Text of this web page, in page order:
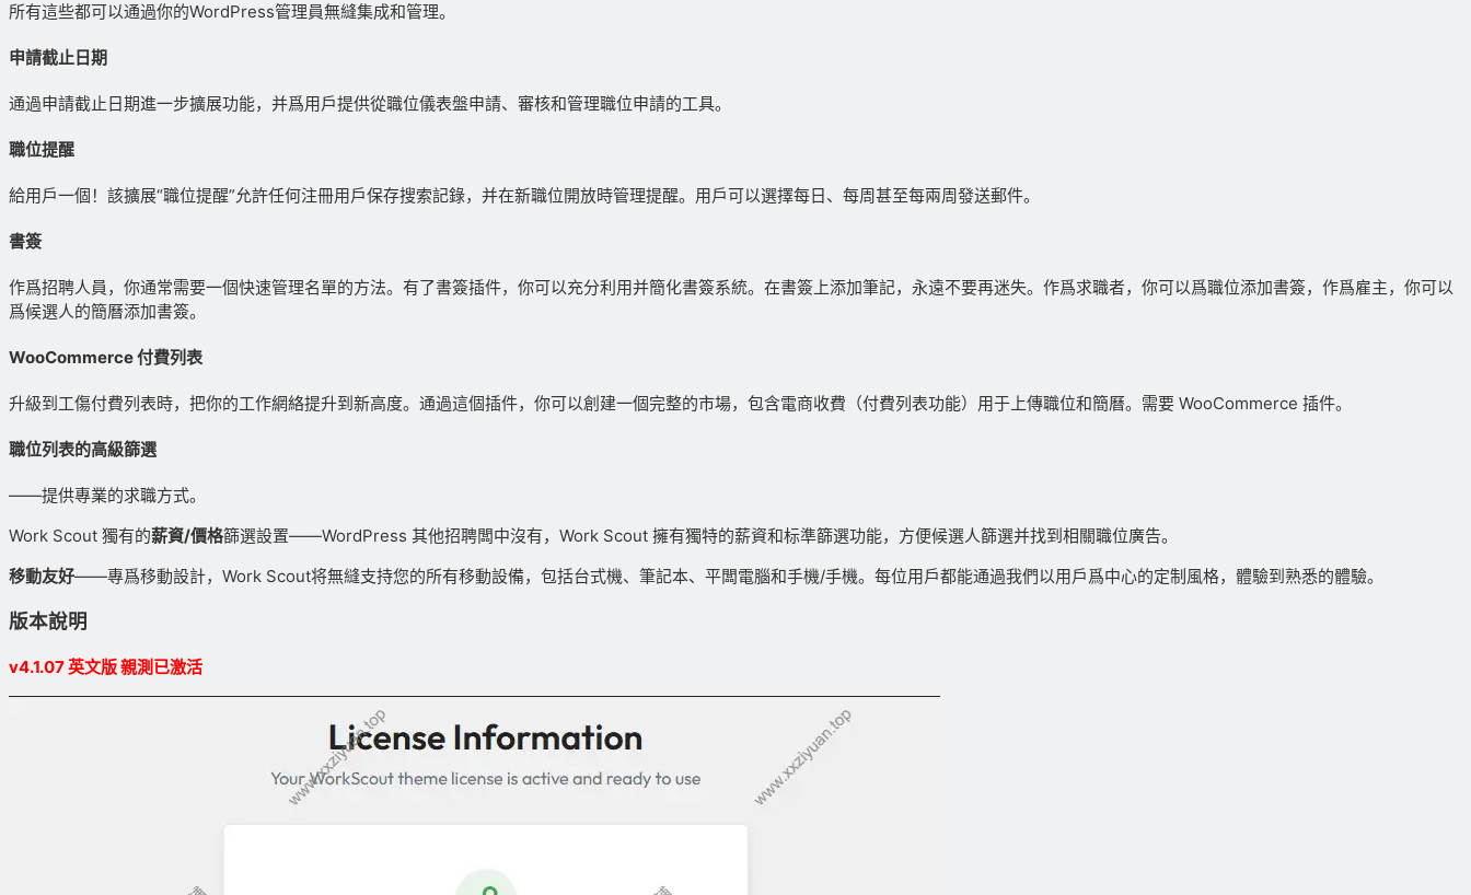
所有這些都可以通過你的WordPress管理員無縫集成和管理。
申請截止日期
通過申請截止日期進一步擴展功能，并爲用戶提供從職位儀表盤申請、審核和管理職位申請的工具。
職位提醒
給用戶一個！該擴展“職位提醒”允許任何注冊用戶保存搜索記錄，并在新職位開放時管理提醒。用戶可以選擇每日、每周甚至每兩周發送郵件。
書簽
作爲招聘人員，你通常需要一個快速管理名單的方法。有了書簽插件，你可以充分利用并簡化書簽系統。在書簽上添加筆記，永遠不要再迷失。作爲求職者，你可以爲職位添加書簽，作爲雇主，你可以
爲候選人的簡曆添加書簽。
WooCommerce 付費列表
升級到工傷付費列表時，把你的工作網絡提升到新高度。通過這個插件，你可以創建一個完整的市場，包含電商收費（付費列表功能）用于上傳職位和簡曆。需要 WooCommerce 插件。
職位列表的高級篩選
——提供專業的求職方式。
Work Scout 獨有的薪資/價格篩選設置——WordPress 其他招聘闆中沒有，Work Scout 擁有獨特的薪資和标準篩選功能，方便候選人篩選并找到相關職位廣告。
移動友好——專爲移動設計，Work Scout将無縫支持您的所有移動設備，包括台式機、筆記本、平闆電腦和手機/手機。每位用戶都能通過我們以用戶爲中心的定制風格，體驗到熟悉的體驗。
版本說明
v4.1.07 英文版 親測已激活